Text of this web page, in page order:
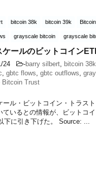
bitcoin 38k bitcoin 39k
grayscale bitcoin grayscale
ケールのビットコイン
24 -barry silbert, bitcoin 38k
, gbtc flows, gbtc outflows,
Bitcoin Trust
ール・ビットコイン・トラス
ているとの情報が、ビットコ
下に引き下げた。 Source: ...